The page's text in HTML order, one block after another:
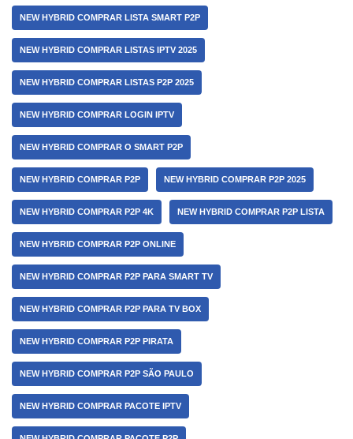
NEW HYBRID COMPRAR LISTA SMART P2P
NEW HYBRID COMPRAR LISTAS IPTV 2025
NEW HYBRID COMPRAR LISTAS P2P 2025
NEW HYBRID COMPRAR LOGIN IPTV
NEW HYBRID COMPRAR O SMART P2P
NEW HYBRID COMPRAR P2P NEW HYBRID COMPRAR P2P 2025
NEW HYBRID COMPRAR P2P 4K NEW HYBRID COMPRAR P2P LISTA
NEW HYBRID COMPRAR P2P ONLINE
NEW HYBRID COMPRAR P2P PARA SMART TV
NEW HYBRID COMPRAR P2P PARA TV BOX
NEW HYBRID COMPRAR P2P PIRATA
NEW HYBRID COMPRAR P2P SÃO PAULO
NEW HYBRID COMPRAR PACOTE IPTV